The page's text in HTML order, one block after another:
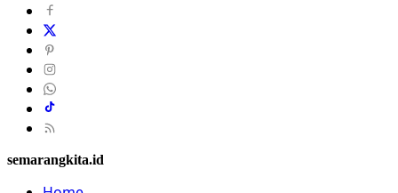
semarangkita.id